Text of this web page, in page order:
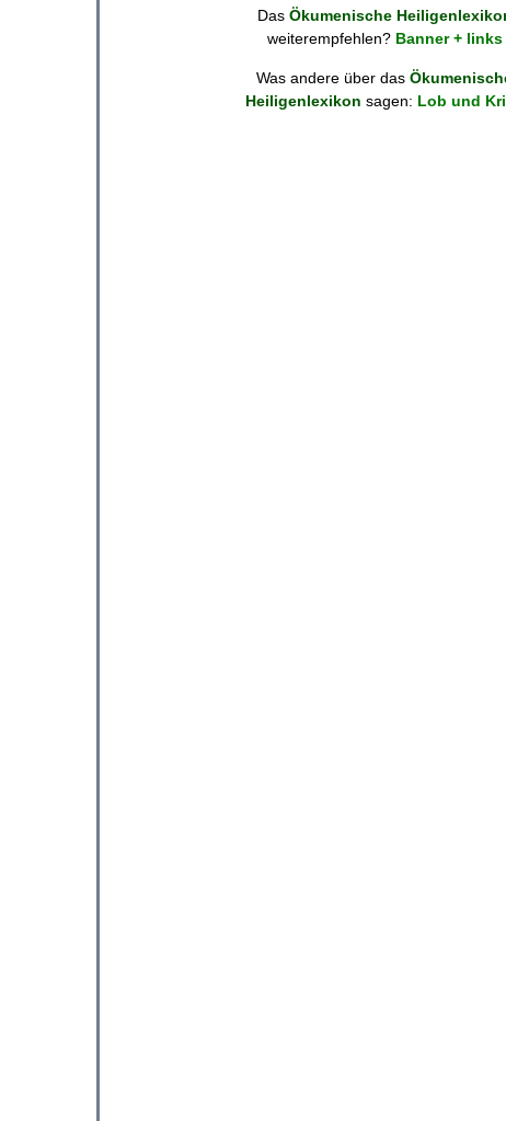
Das Ökumenische
weiterempfehlen? Banner + links
Was andere über das
Heiligenlexikon sagen: Lob und